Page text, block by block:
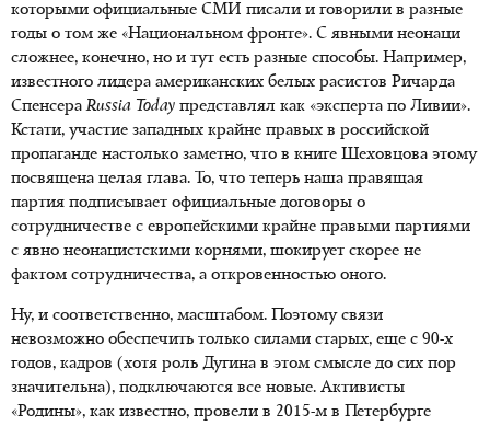
которыми официальные СМИ писали и говорили в разные
годы о том же «Национальном фронте». С явными неонаци
сложнее, конечно, но и тут есть разные способы. Например,
известного лидера американских белых расистов Ричарда
СпенсераRussia Today представлял как «эксперта по Ливии».
Кстати, участие западных крайне правых в российской
пропаганде настолько заметно, что в книге Шеховцова этому
посвящена целая глава. То, что теперь наша правящая
партия подписывает официальные договоры о
сотрудничестве с европейскими крайне правыми партиями
с явно неонацистскими корнями, шокирует скорее не
фактом сотрудничества, а откровенностью оного.
Ну, и соответственно, масштабом. Поэтому связи
невозможно обеспечить только силами старых, еще с 90-х
годов, кадров (хотя роль Дугина в этом смысле до сих пор
значительна), подключаются все новые. Активисты
«Родины», как известно, провели в 2015-м в Петербурге